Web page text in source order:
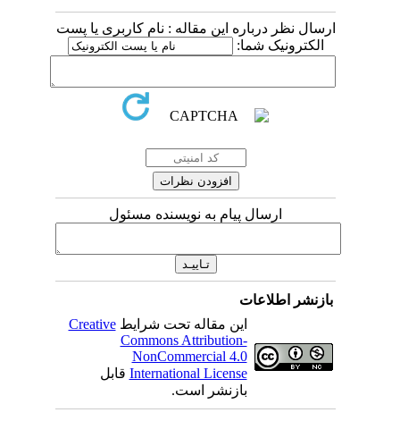
ارسال نظر درباره این مقاله : نام کاربری یا پست
الکترونیک شما:
ارسال پیام به نویسنده مسئول
بازنشر اطلاعات
این مقاله تحت شرایطCreative
Commons Attribution-
NonCommercial 4.0
International Licenseقابل
بازنشر است.